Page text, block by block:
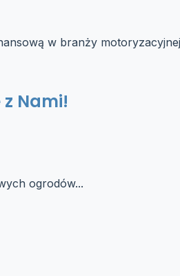
w branży
Nami!
ogrodów...